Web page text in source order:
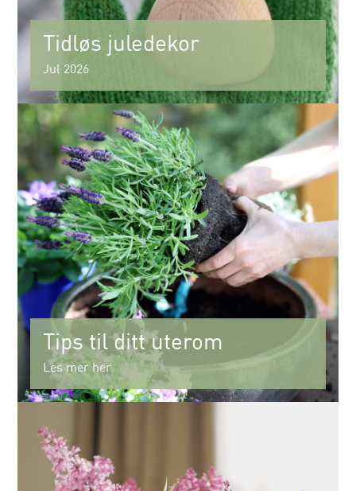
Tidløs juledekor
Jul 2026
Tips til ditt uterom
Les mer her